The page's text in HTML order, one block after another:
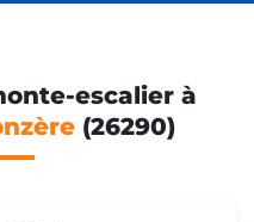
escalier à
(26290)